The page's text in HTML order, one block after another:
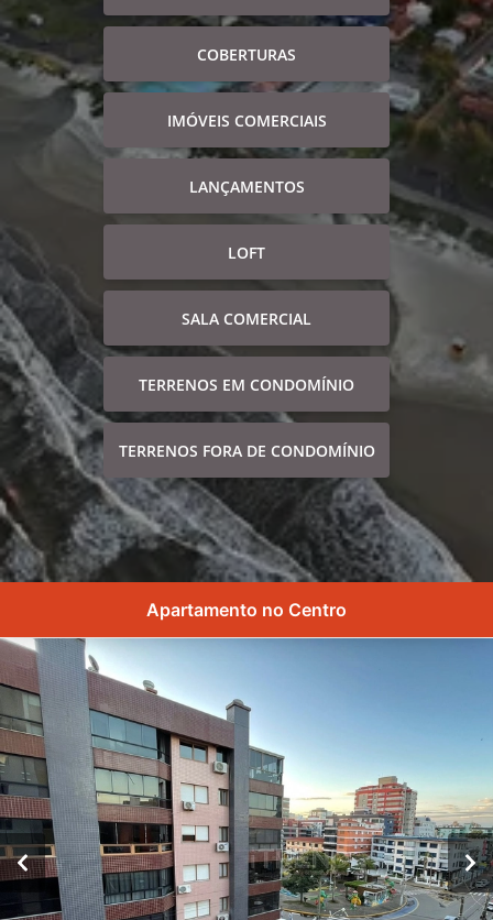
COBERTURAS
IMÓVEIS COMERCIAIS
LANÇAMENTOS
LOFT
SALA COMERCIAL
TERRENOS EM CONDOMÍNIO
TERRENOS FORA DE CONDOMÍNIO
Apartamento no Centro